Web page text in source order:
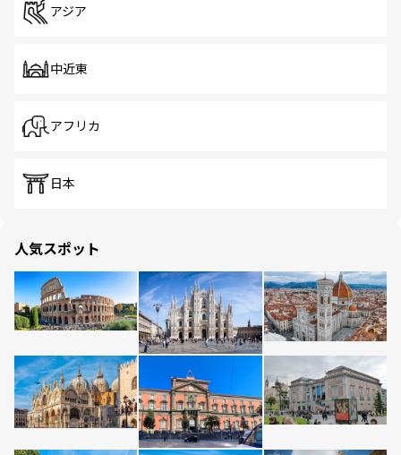
アジア
中近東
アフリカ
日本
人気スポット